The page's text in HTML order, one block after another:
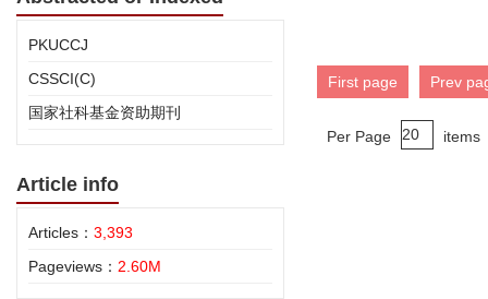
PKUCCJ
CSSCI(C)
国家社科基金资助期刊
Article info
Articles： 3,393
Pageviews： 2.60M
First page Prev
Per Page items